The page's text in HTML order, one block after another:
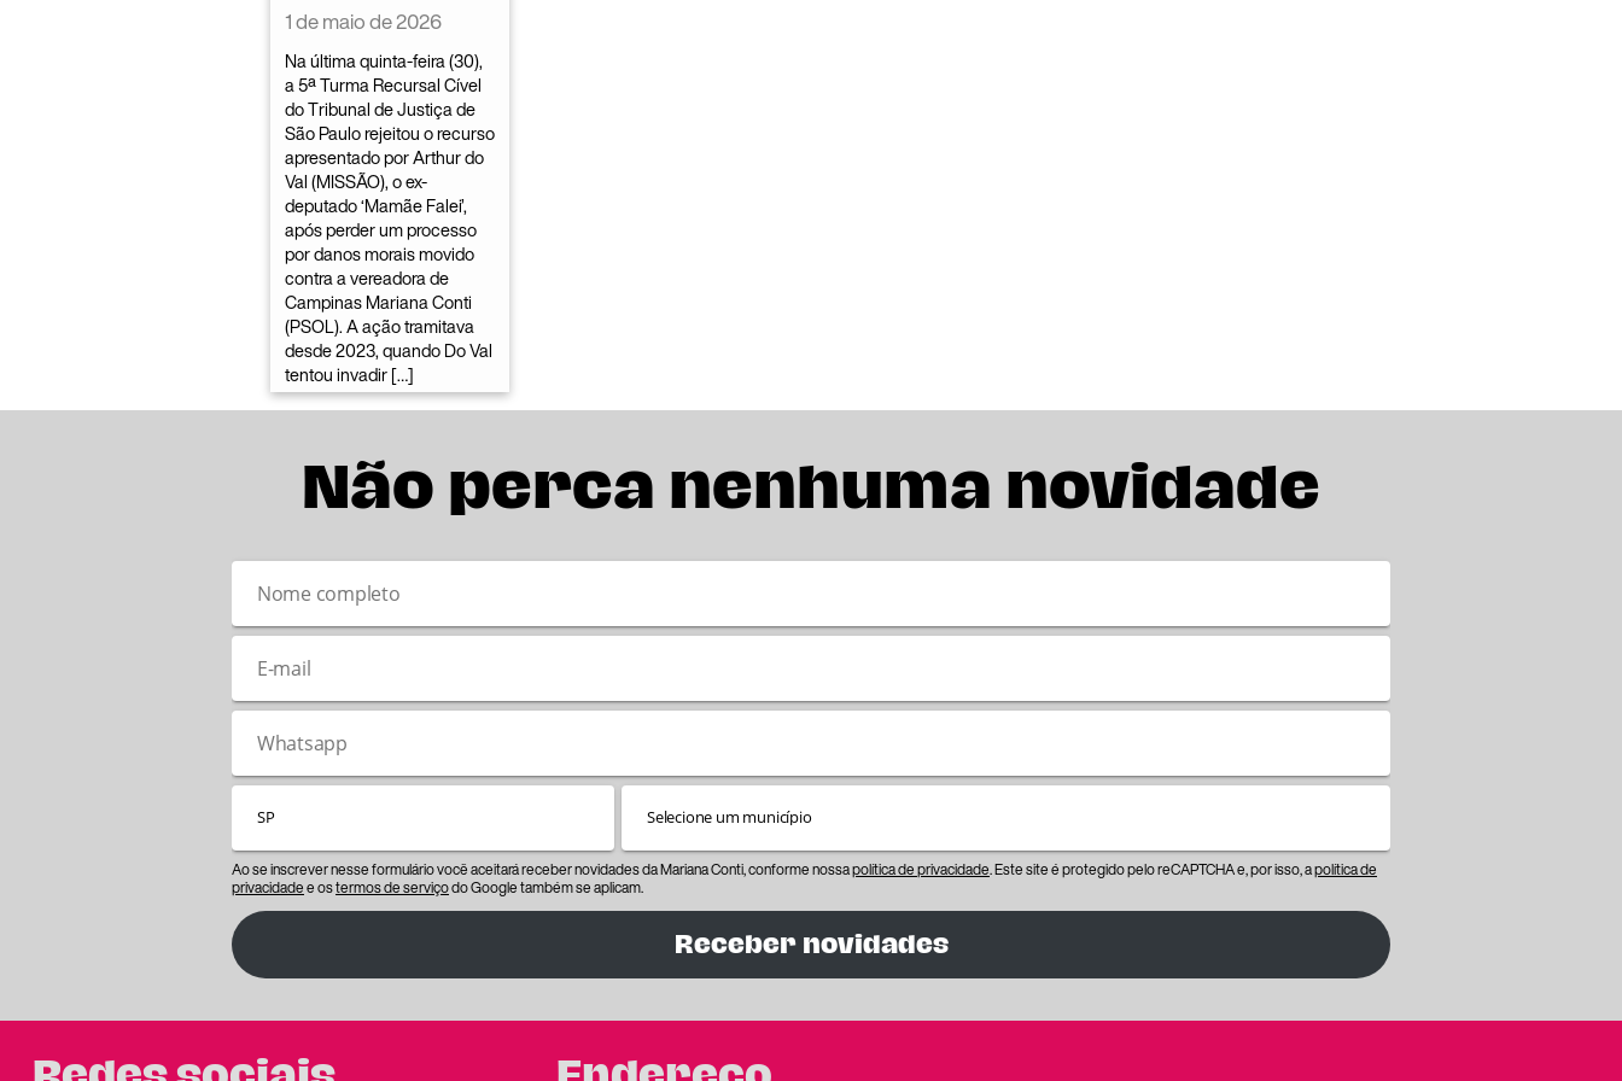
1 de maio de 2026
Na última quinta-feira (30),
a 5ª Turma Recursal Cível
do Tribunal de Justiça de
São Paulo rejeitou o recurso
apresentado por Arthur do
Val (MISSÃO), o ex-
deputado ‘Mamãe Falei’,
após perder um processo
por danos morais movido
contra a vereadora de
Campinas Mariana Conti
(PSOL). A ação tramitava
desde 2023, quando Do Val
tentou invadir […]
Não perca nenhuma novidade
Ao se inscrever nesse formulário você aceitará receber novidades da Mariana Conti, conforme nossapolítica de privacidade. Este site é protegido pelo reCAPTCHA e, por isso, apolítica de
privacidadee ostermos de serviçodo Google também se aplicam.
Receber novidades